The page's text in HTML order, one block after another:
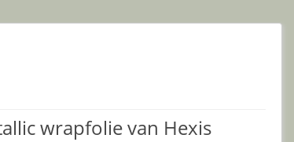
wrapfolie van Hexis